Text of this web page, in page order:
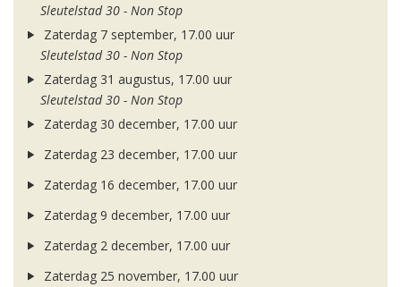
Sleutelstad 30 - Non Stop
Zaterdag 7 september, 17.00 uur
Sleutelstad 30 - Non Stop
Zaterdag 31 augustus, 17.00 uur
Sleutelstad 30 - Non Stop
Zaterdag 30 december, 17.00 uur
Zaterdag 23 december, 17.00 uur
Zaterdag 16 december, 17.00 uur
Zaterdag 9 december, 17.00 uur
Zaterdag 2 december, 17.00 uur
Zaterdag 25 november, 17.00 uur